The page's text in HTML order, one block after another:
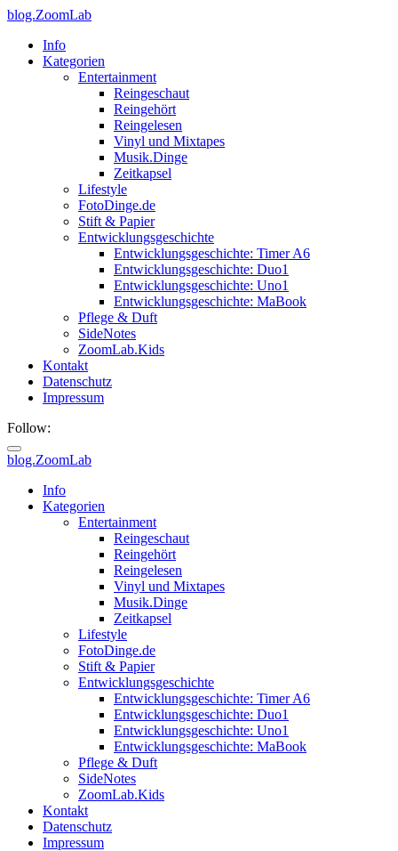
blog.ZoomLab
Info
Kategorien
Entertainment
Reingeschaut
Reingehört
Reingelesen
Vinyl und Mixtapes
Musik.Dinge
Zeitkapsel
Lifestyle
FotoDinge.de
Stift & Papier
Entwicklungsgeschichte
Entwicklungsgeschichte: Timer A6
Entwicklungsgeschichte: Duo1
Entwicklungsgeschichte: Uno1
Entwicklungsgeschichte: MaBook
Pflege & Duft
SideNotes
ZoomLab.Kids
Kontakt
Datenschutz
Impressum
Follow:
blog.ZoomLab
ZoomLab
Info
Kategorien
Entertainment
Reingeschaut
Reingehört
Reingelesen
Vinyl und Mixtapes
Musik.Dinge
Zeitkapsel
Lifestyle
FotoDinge.de
Stift & Papier
Entwicklungsgeschichte
Entwicklungsgeschichte: Timer A6
Entwicklungsgeschichte: Duo1
Entwicklungsgeschichte: Uno1
Entwicklungsgeschichte: MaBook
Pflege & Duft
SideNotes
ZoomLab.Kids
Kontakt
Datenschutz
Impressum